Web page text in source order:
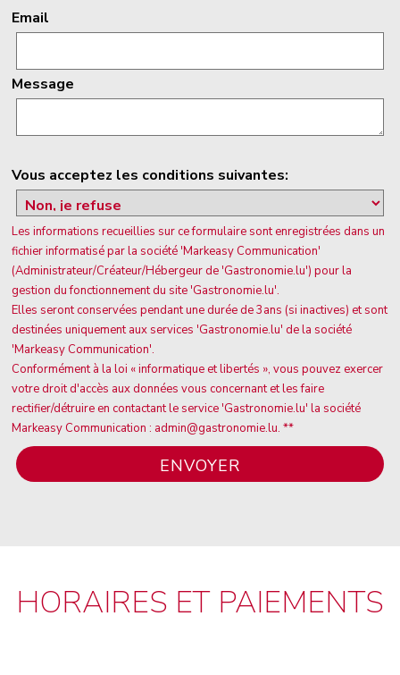
Email
Message
Vous acceptez les conditions suivantes:
Les informations recueillies sur ce formulaire sont enregistrées dans un
fichier informatisé par la société 'Markeasy Communication'
(Administrateur/Créateur/Hébergeur de 'Gastronomie.lu') pour la
gestion du fonctionnement du site 'Gastronomie.lu'.
Elles seront conservées pendant une durée de 3ans (si inactives) et sont
destinées uniquement aux services 'Gastronomie.lu' de la société
'Markeasy Communication'.
Conformément à la loi « informatique et libertés », vous pouvez exercer
votre droit d'accès aux données vous concernant et les faire
rectifier/détruire en contactant le service 'Gastronomie.lu' la société
Markeasy Communication : admin@gastronomie.lu. **
HORAIRES ET PAIEMENTS